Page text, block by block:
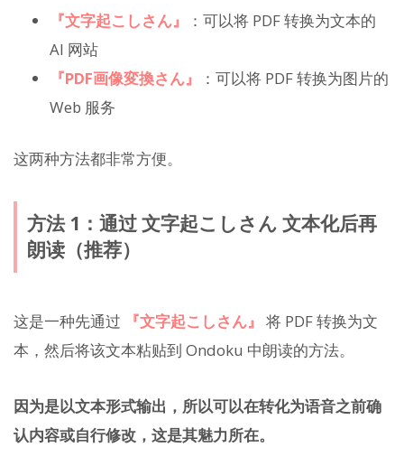
『文字起こしさん』
：可以将 PDF 转换为文本的
AI 网站
『PDF画像変換さん』
：可以将 PDF 转换为图片的
Web 服务
这两种方法都非常方便。
方法 1：通过 文字起こしさん 文本化后再
朗读（推荐）
这是一种先通过 『文字起こしさん』 将 PDF 转换为文
本，然后将该文本粘贴到 Ondoku 中朗读的方法。
因为是以文本形式输出，所以可以在转化为语音之前确
认内容或自行修改，这是其魅力所在。